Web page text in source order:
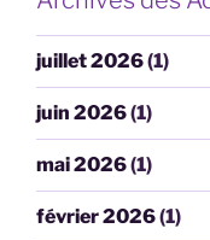
juillet 2026(1)
juin 2026(1)
mai 2026(1)
février 2026(1)